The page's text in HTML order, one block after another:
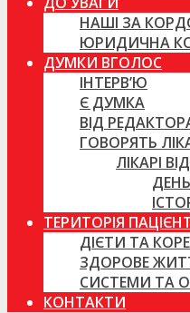
НАШІ ЗА
ЮРИДИЧНА
ДУМКИ ВГОЛОС
ІНТЕРВ’Ю
Є ДУМКА
ВІД
ГОВОРЯТЬ
ЛІКАРІ
ДЕНЬ
ТЕРИТОРІЯ
ДІЄТИ ТА
ЗДОРОВЕ
СИСТЕМИ ТА
КОНТАКТИ